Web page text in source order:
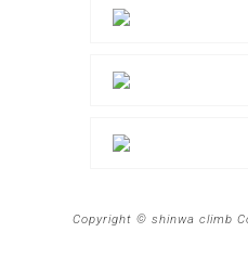
Copyright © shinwa climb